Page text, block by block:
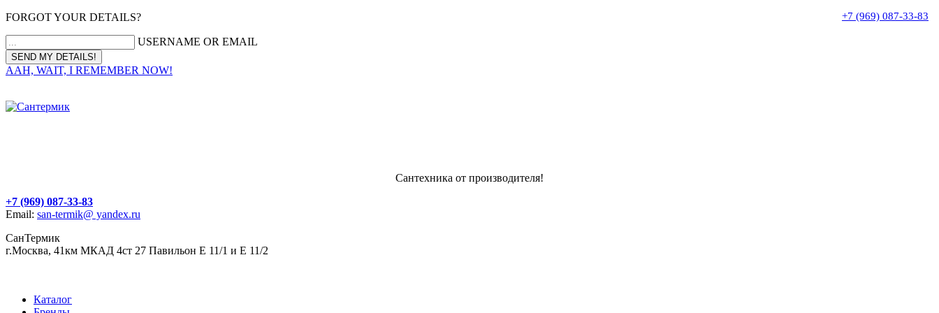
FORGOT YOUR DETAILS?
USERNAME OR EMAIL
AAH, WAIT, I REMEMBER NOW!
+7 (969) 087-33-83
Сантехника от производителя!
+7 (969) 087-33-83
Email: san-termik@ yandex.ru
СанТермик
г.Москва, 41км МКАД 4ст 27 Павильон Е 11/1 и Е 11/2
Каталог